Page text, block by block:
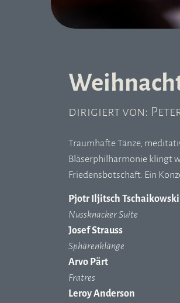
dirigiert von:
Traumhafte Tänze,
Bläserphilharmonie klingt
Friedensbotschaft. Ein
Pjotr Iljitsch Tschaikowski
Nussknacker Suite
Josef Strauss
Sphärenklänge
Arvo Pärt
Fratres
Leroy Anderson